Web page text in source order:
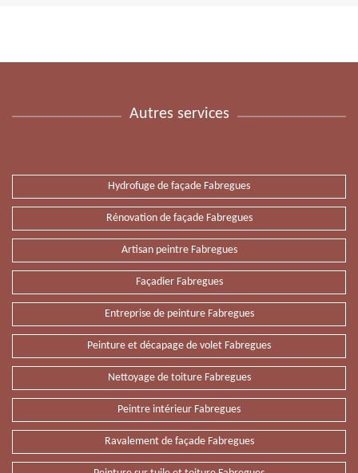
Autres services
Hydrofuge de façade Fabregues
Rénovation de façade Fabregues
Artisan peintre Fabregues
Façadier Fabregues
Entreprise de peinture Fabregues
Peinture et décapage de volet Fabregues
Nettoyage de toiture Fabregues
Peintre intérieur Fabregues
Ravalement de façade Fabregues